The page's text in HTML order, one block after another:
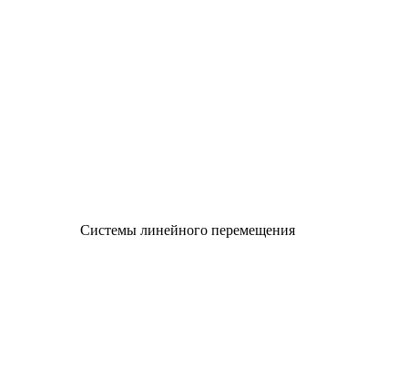
Системы линейного перемещения